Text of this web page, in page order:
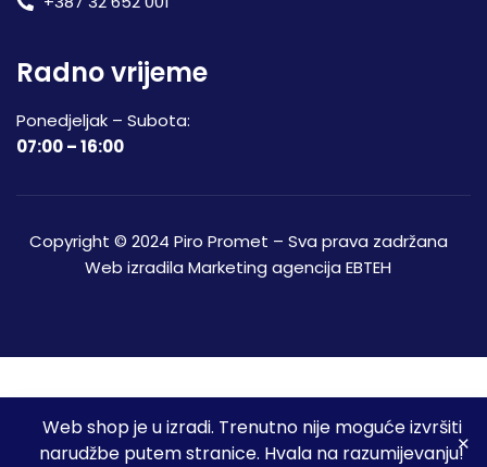
Web shop je u izradi. Trenutno nije moguće izvršiti
narudžbe putem stranice. Hvala na razumijevanju!
Radno vrijeme
Ponedjeljak – Subota:
07:00 – 16:00
Copyright © 2024 Piro Promet – Sva prava zadržana
Web izradila Marketing agencija EBTEH